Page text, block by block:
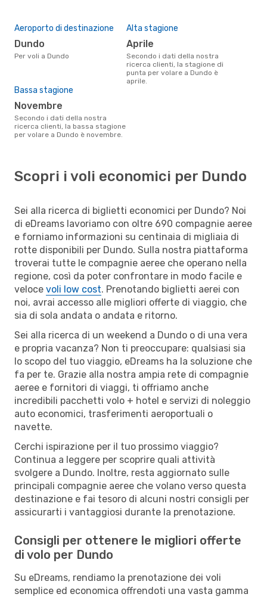
Aeroporto di destinazione
Dundo
Per voli a Dundo
Alta stagione
aprile
Secondo i dati della nostra
ricerca clienti, la stagione di
punta per volare a Dundo è
aprile.
Bassa stagione
novembre
Secondo i dati della nostra
ricerca clienti, la bassa stagione
per volare a Dundo è novembre.
Scopri i voli economici per Dundo
Sei alla ricerca di biglietti economici per Dundo? Noi
di eDreams lavoriamo con oltre 690 compagnie aeree
e forniamo informazioni su centinaia di migliaia di
rotte disponibili per Dundo. Sulla nostra piattaforma
troverai tutte le compagnie aeree che operano nella
regione, così da poter confrontare in modo facile e
veloce voli low cost. Prenotando biglietti aerei con
noi, avrai accesso alle migliori offerte di viaggio, che
sia di sola andata o andata e ritorno.
Sei alla ricerca di un weekend a Dundo o di una vera
e propria vacanza? Non ti preoccupare: qualsiasi sia
lo scopo del tuo viaggio, eDreams ha la soluzione che
fa per te. Grazie alla nostra ampia rete di compagnie
aeree e fornitori di viaggi, ti offriamo anche
incredibili pacchetti volo + hotel e servizi di noleggio
auto economici, trasferimenti aeroportuali o
navette.
Cerchi ispirazione per il tuo prossimo viaggio?
Continua a leggere per scoprire quali attività
svolgere a Dundo. Inoltre, resta aggiornato sulle
principali compagnie aeree che volano verso questa
destinazione e fai tesoro di alcuni nostri consigli per
assicurarti i vantaggiosi durante la prenotazione.
Consigli per ottenere le migliori offerte
di volo per Dundo
Su eDreams, rendiamo la prenotazione dei voli
semplice ed economica offrendoti una vasta gamma